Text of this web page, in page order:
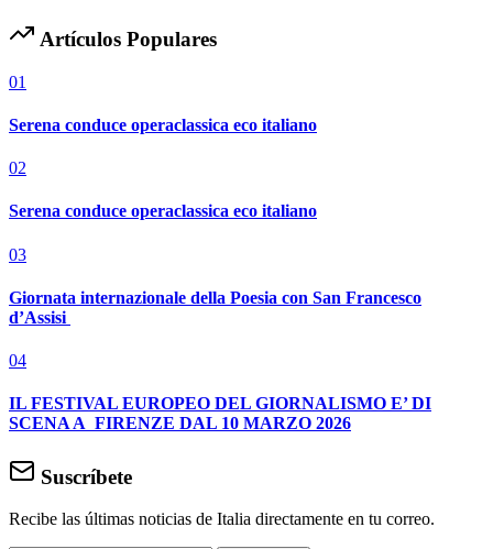
Artículos Populares
01
Serena conduce operaclassica eco italiano
02
Serena conduce operaclassica eco italiano
03
Giornata internazionale della Poesia con San Francesco
d’Assisi
04
IL FESTIVAL EUROPEO DEL GIORNALISMO E’ DI
SCENA A FIRENZE DAL 10 MARZO 2026
Suscríbete
Recibe las últimas noticias de Italia directamente en tu correo.